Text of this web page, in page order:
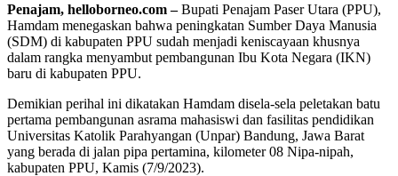
Penajam, helloborneo.com –Bupati Penajam Paser Utara (PPU),
Hamdam menegaskan bahwa peningkatan Sumber Daya Manusia
(SDM) di kabupaten PPU sudah menjadi keniscayaan khusnya
dalam rangka menyambut pembangunan Ibu Kota Negara (IKN)
baru di kabupaten PPU.
Demikian perihal ini dikatakan Hamdam disela-sela peletakan batu
pertama pembangunan asrama mahasiswi dan fasilitas pendidikan
Universitas Katolik Parahyangan (Unpar) Bandung, Jawa Barat
yang berada di jalan pipa pertamina, kilometer 08 Nipa-nipah,
kabupaten PPU, Kamis (7/9/2023).